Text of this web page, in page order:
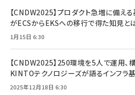
【CNDW2025】プロダクト急増に備え
がECSからEKSへの移行で得た知見と
1月15日 6:30
【CNDW2025】250環境を5人で運用、
KINTOテクノロジーズが語るインフラ
2025年12月18日 6:30